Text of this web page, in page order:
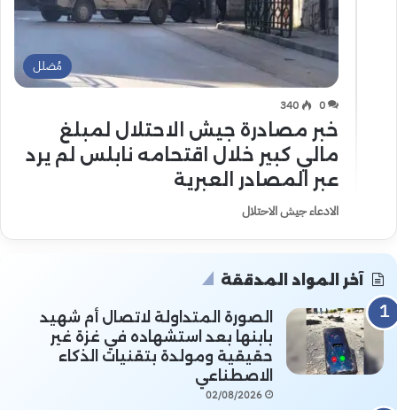
مُضلل
0
340
خبر مصادرة جيش الاحتلال لمبلغ
مالي كبير خلال اقتحامه نابلس لم يرد
عبر المصادر العبرية
الادعاء جيش الاحتلال
آخر المواد المدققة
الصورة المتداولة لاتصال أم شهيد
بابنها بعد استشهاده في غزة غير
حقيقية ومولدة بتقنيات الذكاء
الاصطناعي
02/08/2026